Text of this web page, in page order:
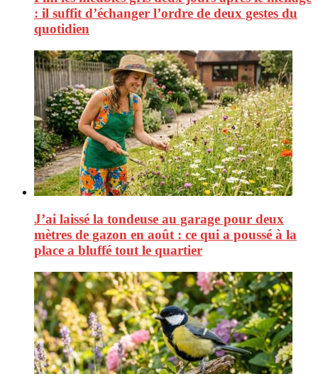
: il suffit d’échanger l’ordre de deux gestes du
quotidien
J’ai laissé la tondeuse au garage pour deux
mètres de gazon en août : ce qui a poussé à la
place a bluffé tout le quartier